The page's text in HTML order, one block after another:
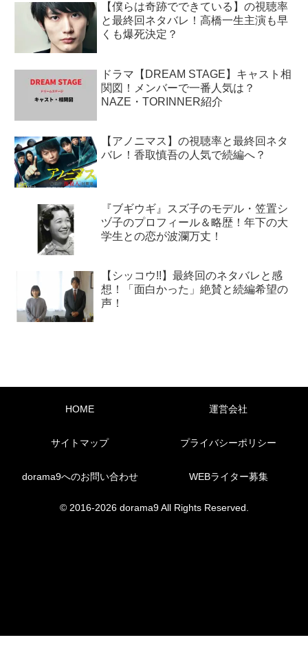
【僕らは奇跡でできている】の視聴率
と最終回ネタバレ！高橋一生主演も早
くも爆死決定？
ドラマ【DREAM STAGE】キャスト相
関図！メンバーで一番人気は？
NAZE・TORINNER紹介
【アノニマス】の視聴率と最終回ネタ
バレ！香取慎吾の人気で続編へ？
『ブギウギ』スズ子のモデル・笠置シ
ヅ子のプロフィール＆略歴！年下の大
学生との恋が波瀾万丈！
【シッコウ!!】最終回のネタバレと感
想！「面白かった」絶賛と続編希望の
声！
HOME 運営会社
サイトマップ プライバシーポリシー
dorama9へのお問い合わせ WEBライター募集
© 2016-2026 dorama9 All Rights Reserved.